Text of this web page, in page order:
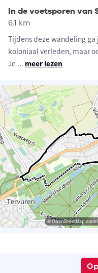
In de voetsporen van
6.1 km
Tijdens deze wandeling ga
koloniaal verleden, maar
Je ... meer lezen
© OpenStreetMap